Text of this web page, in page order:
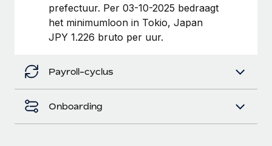
Het blijft de missie van Remote om alle soorten bedrijven
te helpen bij het aannemen, beheren en...
beheert met Remote
Phiture, een toonaangevende leider in de wereldwijde
prefectuur. Per 03-10-2025 bedraagt
het minimumloon in Tokio, Japan
JPY 1.226 bruto per uur.
Payroll-cyclus
Onboarding